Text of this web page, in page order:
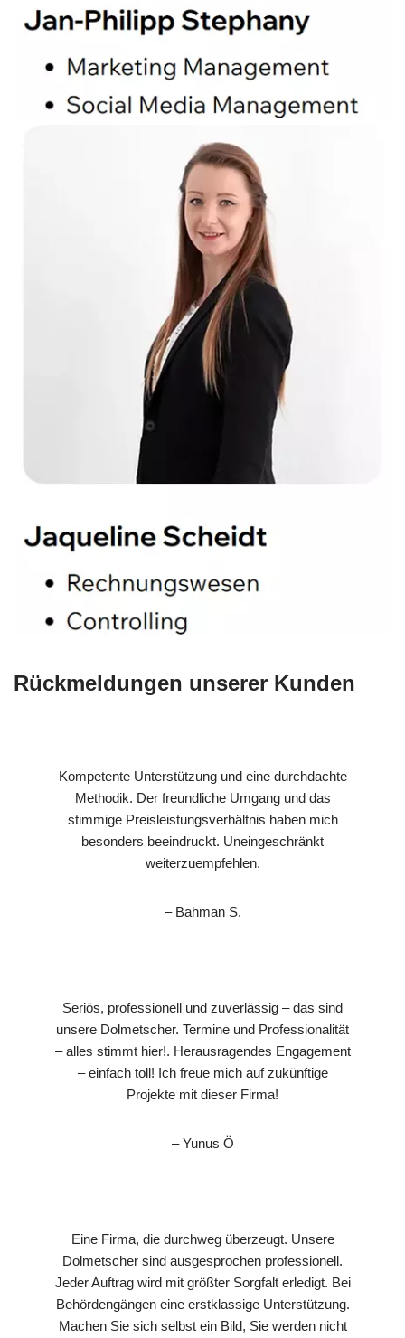
Rückmeldungen unserer Kunden
Kompetente Unterstützung und eine durchdachte
Methodik. Der freundliche Umgang und das
stimmige Preisleistungsverhältnis haben mich
besonders beeindruckt. Uneingeschränkt
weiterzuempfehlen.
– Bahman S.
Seriös, professionell und zuverlässig – das sind
unsere Dolmetscher. Termine und Professionalität
– alles stimmt hier!. Herausragendes Engagement
– einfach toll! Ich freue mich auf zukünftige
Projekte mit dieser Firma!
– Yunus Ö
Eine Firma, die durchweg überzeugt. Unsere
Dolmetscher sind ausgesprochen professionell.
Jeder Auftrag wird mit größter Sorgfalt erledigt. Bei
Behördengängen eine erstklassige Unterstützung.
Machen Sie sich selbst ein Bild, Sie werden nicht